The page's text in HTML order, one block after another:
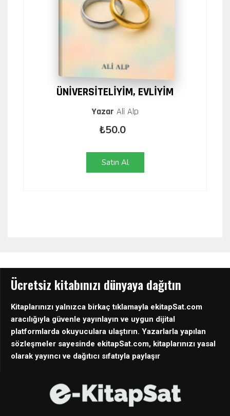
ÜNİVERSİTELİYİM, EVLİYİM
Yazar Ali Alp
₺50.0
Satın Al
Ücretsiz kitabınızı dünyaya dağıtın
Kitaplarınızı yalnızca birkaç tıklamayla ekitapSat.com
aracılığıyla güvenle yayınlayın ve uygun dijital
platformlarda okuyuculara ulaştırın. Yazarlarla yapılan
sözleşmeler sayesinde ekitapSat.com, kitaplarınızı yasal
olarak yayıncı ve dağıtıcı sıfatıyla paylaşır